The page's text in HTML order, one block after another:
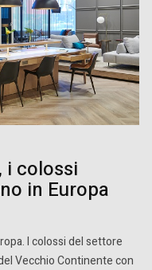
i colossi
in Europa
I colossi del settore
Vecchio Continente con